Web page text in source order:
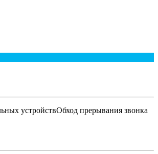
устройствОбход прерывания звонка